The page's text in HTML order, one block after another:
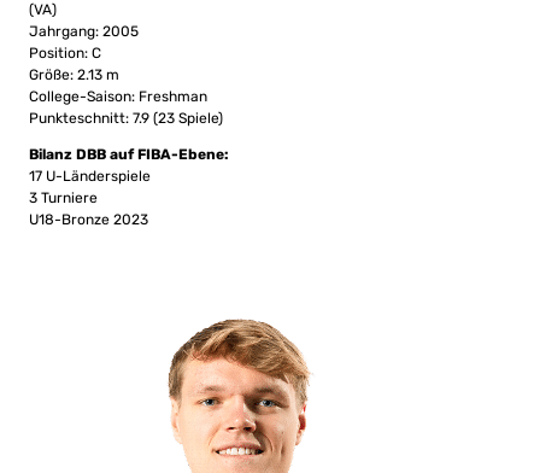
(VA)
Jahrgang: 2005
Position: C
Größe: 2.13 m
College-Saison: Freshman
Punkteschnitt: 7.9 (23 Spiele)
Bilanz DBB auf FIBA-Ebene:
17 U-Länderspiele
3 Turniere
U18-Bronze 2023